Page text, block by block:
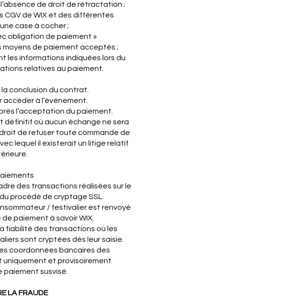
de droit de rétractation ;
CGV de WIX et des différentes
case à cocher ;
obligation de paiement »
de paiement acceptés ;
les informations indiquées lors du
relatives au paiement.
conclusion du contrat.
à l’événement.
l’acceptation du paiement.
définitif où aucun échange ne sera
de refuser toute commande de
lequel il existerait un litige relatif
des transactions réalisées sur le
procédé de cryptage SSL.
/ festivalier est renvoyé
paiement à savoir WIX.
fiabilité des transactions où les
sont cryptées dès leur saisie.
coordonnées bancaires des
uniquement et provisoirement
susvisé.
LA FRAUDE